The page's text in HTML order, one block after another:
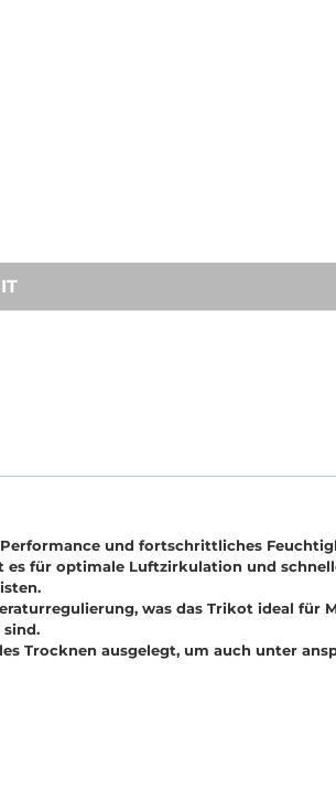
und fortschrittliches
für optimale Luftzirkulation und
was das Trikot ideal für
Trocknen ausgelegt, um auch unter